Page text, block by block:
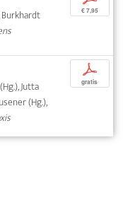
Burkhardt
€ 7,95
Jutta
(Hg.),
p
gratis